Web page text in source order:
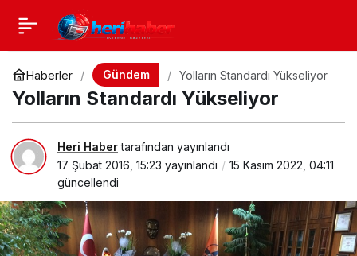
Haberler Gündem Yolların Standardı Yükseliyor
Yolların Standardı Yükseliyor
Heri Habertarafından yayınlandı
17 Şubat 2016, 15:23 yayınlandı
15 Kasım 2022, 04:11
güncellendi